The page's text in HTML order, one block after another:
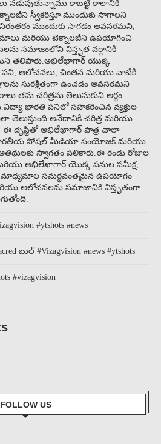
నడుపుతున్నాము కాబట్టి కాలానికి
స్వీకరిస్తూ ముందుకు సాగాలని
ముందుకు సాగడం అవసరమని,
మరియు టెక్నాలజీని ఉపయోగించి
సమాజంలోని విస్తృత వర్గానికి
తెలిపారు.అభిలేఖాగార్ యొక్క
పని, ఆలోచనలు, చింతన మరియు వాటికి
సురక్షితంగా ఉంచడం అవసరమని
తమ చరిత్రను తెలుసుకుని అర్థం
భారతి పనిలో సహకరించిన వ్యక్తుల
అనేదానికి చరిత్ర మరియు
ఈ దృష్టితో అభిలేఖాగార్ పాత్ర చాలా
భారతీయ సోషల్ మీడియా సంయోజక్ మరియు
స్వాగతం పలికారు.ఈ రెండు రోజుల
అభిలేఖాగార్ యొక్క పనుల సమీక్ష,
మాధ్యమాల సమర్థవంతమైన ఉపయోగం
ఆలోచనలను సమాజానికి విస్తృతంగా
#ytshots #news
బుల్ #Vizagvision #news #ytshots
#vizagvision
FOLLOW US